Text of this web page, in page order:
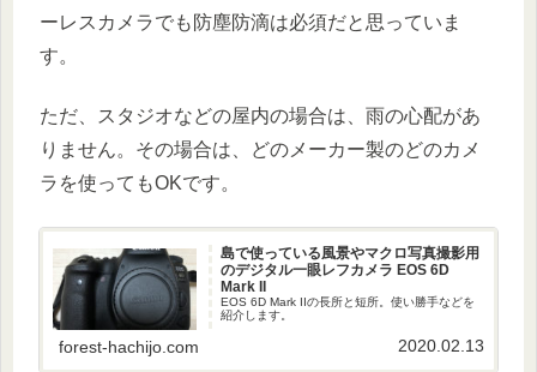
ーレスカメラでも防塵防滴は必須だと思っていま
す。
ただ、スタジオなどの屋内の場合は、雨の心配があ
りません。その場合は、どのメーカー製のどのカメ
ラを使ってもOKです。
島で使っている風景やマクロ写真撮影用
のデジタル一眼レフカメラ EOS 6D
Mark II
EOS 6D Mark IIの長所と短所。使い勝手などを
紹介します。
forest-hachijo.com 2020.02.13